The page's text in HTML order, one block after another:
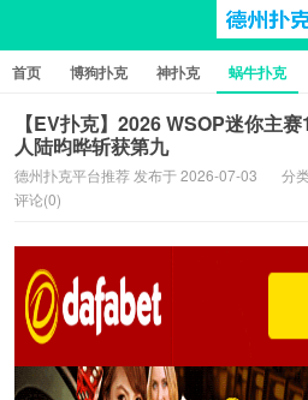
首页 博狗扑克 神扑克 蜗牛扑克
新葡京棋牌
红星扑克 扑克之星 比
【EV扑克】2026 WSOP迷你主
人陆昀晔斩获第九
德州扑克平台推荐 发布于 2026-07-03 分
评论(0)